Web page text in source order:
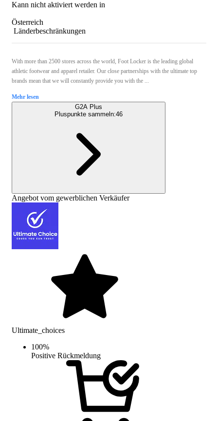
Kann nicht aktiviert werden in
Österreich
Länderbeschränkungen
With more than 2500 stores across the world, Foot Locker is the leading global
athletic footwear and apparel retailer. Our close partnerships with the ultimate top
brands mean that we will constantly provide you with the ...
Mehr lesen
G2A Plus
Pluspunkte sammeln:46
Angebot vom gewerblichen Verkäufer
Ultimate_choices
100%
Positive Rückmeldung